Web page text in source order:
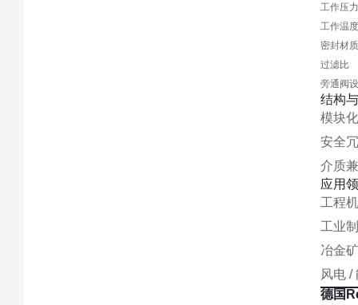
工作压
工作温
密封材
过滤比
旁通阀
结构
模块
安全
介质
应用
工程
工业
冶金
风电 /
德国